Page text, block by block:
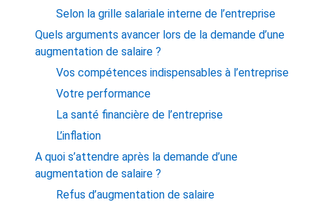
Selon la grille salariale interne de l’entreprise
Quels arguments avancer lors de la demande d’une
augmentation de salaire ?
Vos compétences indispensables à l’entreprise
Votre performance
La santé financière de l’entreprise
L’inflation
A quoi s’attendre après la demande d’une
augmentation de salaire ?
Refus d’augmentation de salaire